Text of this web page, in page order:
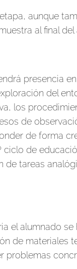
aunque
al final del
presencia
del
los
de
de forma
ciclo de
de tareas
el alumnado
de
problemas